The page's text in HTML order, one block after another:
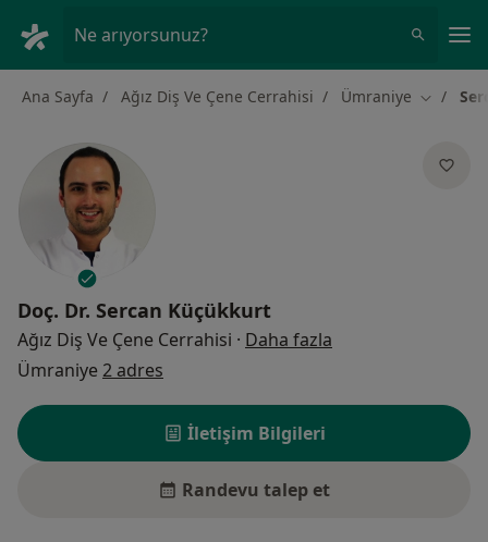
Ne arıyorsunuz?
Ana Sayfa Ağız Diş Ve Çene Cerrahisi Ümraniye Şehir
Doç. Dr. Sercan Küçükkurt
Ağız Diş Ve Çene Cerrahisi · Daha fazla
Ümraniye 2 adres
İletişim Bilgileri
Randevu talep et